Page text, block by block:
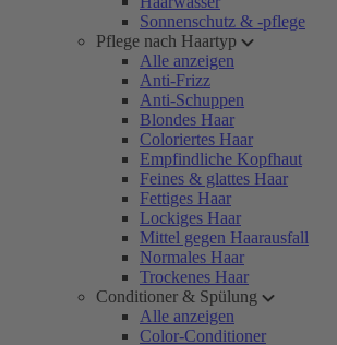
Sonnenschutz & -pflege
Pflege nach Haartyp
Alle anzeigen
Anti-Frizz
Anti-Schuppen
Blondes Haar
Coloriertes Haar
Empfindliche Kopfhaut
Feines & glattes Haar
Fettiges Haar
Lockiges Haar
Mittel gegen Haarausfall
Normales Haar
Trockenes Haar
Conditioner & Spülung
Alle anzeigen
Color-Conditioner